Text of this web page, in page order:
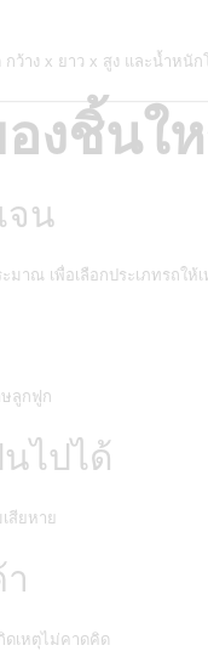
ว้าง x ยาว x สูง และน้ำหนั
งชิ้นใ
จน
าณ เพื่อเลือกประเภทรถให้เ
ษลูกฟูก
ไปได้
สียหาย
ดเหตุไม่คาดคิด